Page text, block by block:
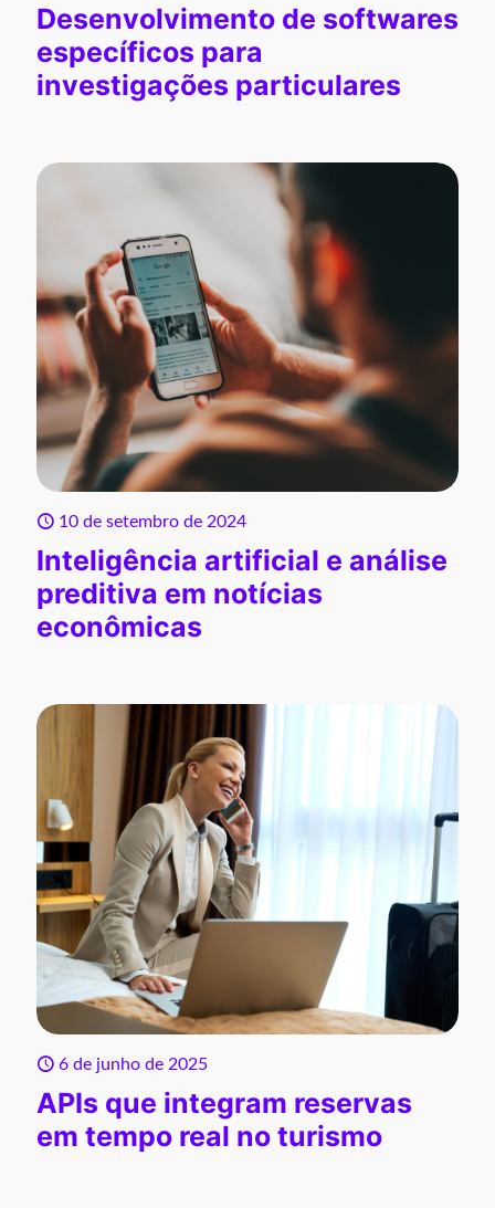
Desenvolvimento de softwares
específicos para
investigações particulares
10 de setembro de 2024
Inteligência artificial e análise
preditiva em notícias
econômicas
6 de junho de 2025
APIs que integram reservas
em tempo real no turismo